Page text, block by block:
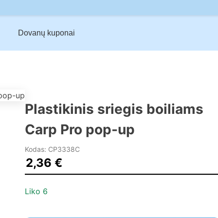
Dovanų kuponai
Plastikinis sriegis boiliams
Carp Pro pop-up
Kodas: CP3338C
2,36 €
Liko 6